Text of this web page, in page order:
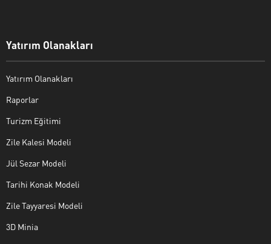
Yatırım Olanakları
Yatırım Olanakları
Raporlar
Turizm Eğitimi
Zile Kalesi Modeli
Jül Sezar Modeli
Tarihi Konak Modeli
Zile Tayyaresi Modeli
3D Minia